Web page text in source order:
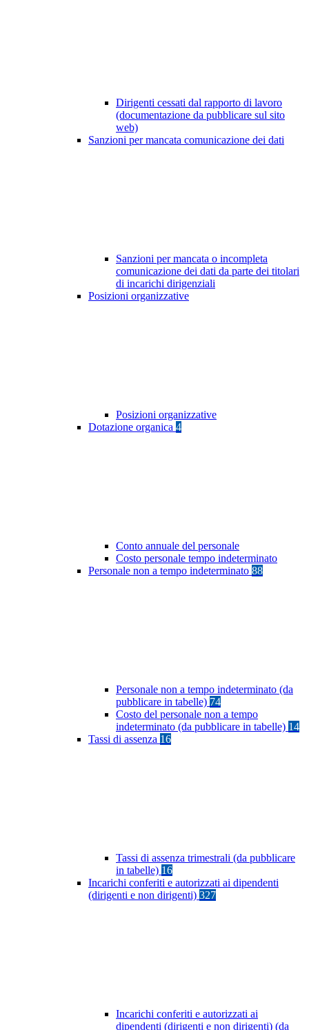
Dirigenti cessati dal rapporto di lavoro
(documentazione da pubblicare sul sito
web)
Sanzioni per mancata comunicazione dei dati
Sanzioni per mancata o incompleta
comunicazione dei dati da parte dei titolari
di incarichi dirigenziali
Posizioni organizzative
Posizioni organizzative
Dotazione organica 4
Conto annuale del personale
Costo personale tempo indeterminato
Personale non a tempo indeterminato 88
Personale non a tempo indeterminato (da
pubblicare in tabelle) 74
Costo del personale non a tempo
indeterminato (da pubblicare in tabelle) 14
Tassi di assenza 16
Tassi di assenza trimestrali (da pubblicare
in tabelle) 16
Incarichi conferiti e autorizzati ai dipendenti
(dirigenti e non dirigenti) 327
Incarichi conferiti e autorizzati ai
dipendenti (dirigenti e non dirigenti) (da